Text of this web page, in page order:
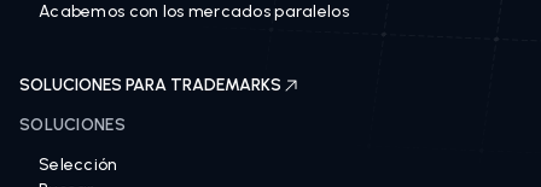
Acabemos con los mercados paralelos
SOLUCIONES PARA TRADEMARKS
SOLUCIONES
Selección